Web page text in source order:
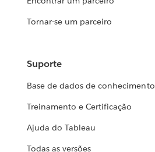
Tornar-se um parceiro
Suporte
Base de dados de conhecimento
Treinamento e Certificação
Ajuda do Tableau
Todas as versões